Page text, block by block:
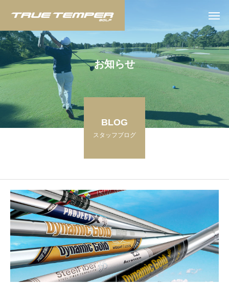
お知らせ
BLOG
スタッフブログ